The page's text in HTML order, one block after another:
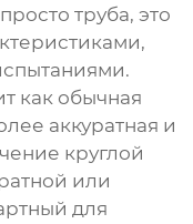
труба, это
как обычная
аккуратная и
круглой
или
для